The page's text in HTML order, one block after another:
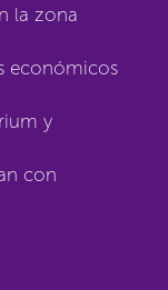
la zona
económicos
y
con